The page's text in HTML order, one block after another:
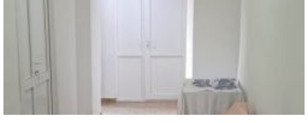
04:53 / 18.11.2021